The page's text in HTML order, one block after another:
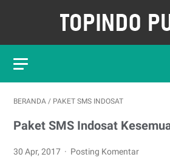
BERANDA / PAKET SMS INDOSAT
Paket SMS Indosat
30 Apr, 2017 Posting Komentar